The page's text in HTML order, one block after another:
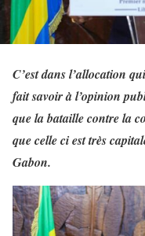
C’est dans l’allocation
fait savoir à l’opinion
que la bataille contre la
que celle ci est très
Gabon.